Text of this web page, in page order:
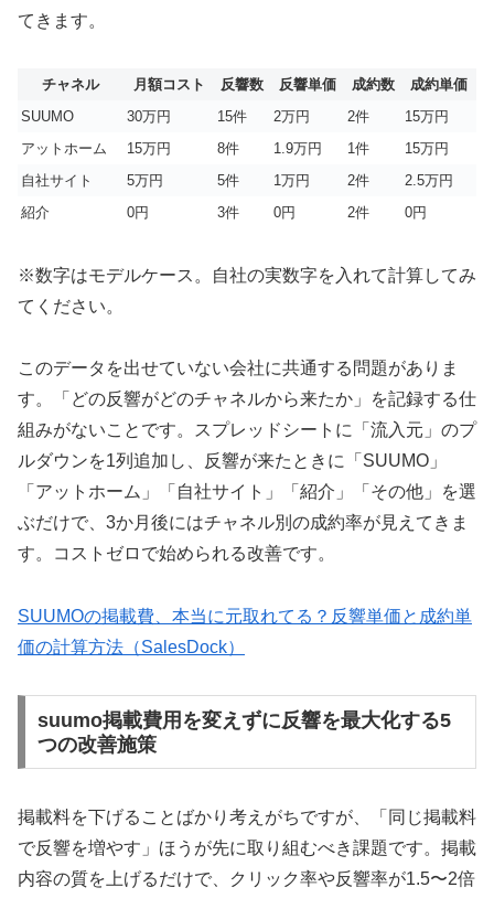
てきます。
チャネル 月額コスト 反響数 反響単価 成約数
成約単価
SUUMO
30万円 15件 2万円 2件
15万円
アットホーム
15万円 8件 1.9万円 1件
15万円
自社サイト
5万円 5件 1万円 2件
2.5万円
紹介
0円 3件 0円 2件 0円
※数字はモデルケース。自社の実数字を入れて計算してみ
てください。
このデータを出せていない会社に共通する問題がありま
す。「どの反響がどのチャネルから来たか」を記録する仕
組みがないことです。スプレッドシートに「流入元」のプ
ルダウンを1列追加し、反響が来たときに「SUUMO」
「アットホーム」「自社サイト」「紹介」「その他」を選
ぶだけで、3か月後にはチャネル別の成約率が見えてきま
す。コストゼロで始められる改善です。
SUUMOの掲載費、本当に元取れてる？反響単価と成約単
価の計算方法（SalesDock）
suumo掲載費用を変えずに反響を最大化する5
つの改善施策
掲載料を下げることばかり考えがちですが、「同じ掲載料
で反響を増やす」ほうが先に取り組むべき課題です。掲載
内容の質を上げるだけで、クリック率や反響率が1.5〜2倍